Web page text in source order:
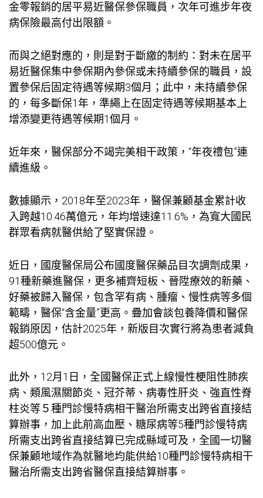
金零報銷的居平易近醫保參保職員，次年可進步年夜
病保險最高付出限額。
而與之絕對應的，則是對于斷繳的制約：對未在居平
易近醫保集中參保期內參保或未持續參保的職員，設
置參保后固定待遇等候期3個月；此中，未持續參保
的，每多斷保1年，準繩上在固定待遇等候期基本上
增添變更待遇等候期1個月。
近年來，醫保部分不竭完美相干政策，“年夜禮包”連
續進級。
數據顯示，2018年至2023年，醫保兼顧基金累計收
入跨越10.46萬億元，年均增速達11.6%，為寬大國民
群眾看病就醫供給了堅實保證。
近日，國度醫保局公布國度醫保藥品目次調劑成果，
91種新藥進醫保，更多補齊短板、晉陞療效的新藥、
好藥被歸入醫保，包含罕有病、腫瘤、慢性病等多個
範疇，醫保“含金量”更高。疊加會談包養降價和醫保
報銷原因，估計2025年，新版目次實行將為患者減負
超500億元。
此外，12月1日，全國醫保正式上線慢性梗阻性肺疾
病、類風濕關節炎、冠芥蒂、病毒性肝炎、強直性脊
柱炎等５種門診慢特病相干醫治所需支出跨省直接結
算辦事，加上此前高血壓、糖尿病等5種門診慢特病
所需支出跨省直接結算已完成縣域可及，全國一切醫
保兼顧地域作為就醫地均能供給10種門診慢特病相干
醫治所需支出跨省醫保直接結算辦事。